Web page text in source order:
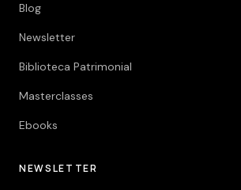
Blog
Newsletter
Biblioteca Patrimonial
Masterclasses
Ebooks
NEWSLETTER